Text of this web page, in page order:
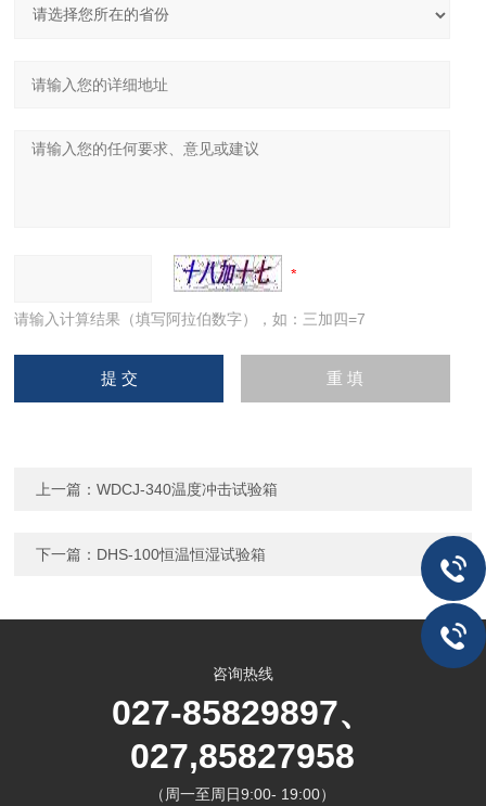
请输入计算结果（填写阿拉伯数字），如：三加四=7
上一篇：WDCJ-340温度冲击试验箱
下一篇： DHS-100恒温恒湿试验箱
咨询热线
027-85829897、
027,85827958
（周一至周日9:00- 19:00）